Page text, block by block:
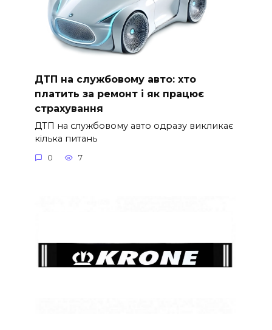
ДТП на службовому авто: хто
платить за ремонт і як працює
страхування
ДТП на службовому авто одразу викликає
кілька питань
0 7